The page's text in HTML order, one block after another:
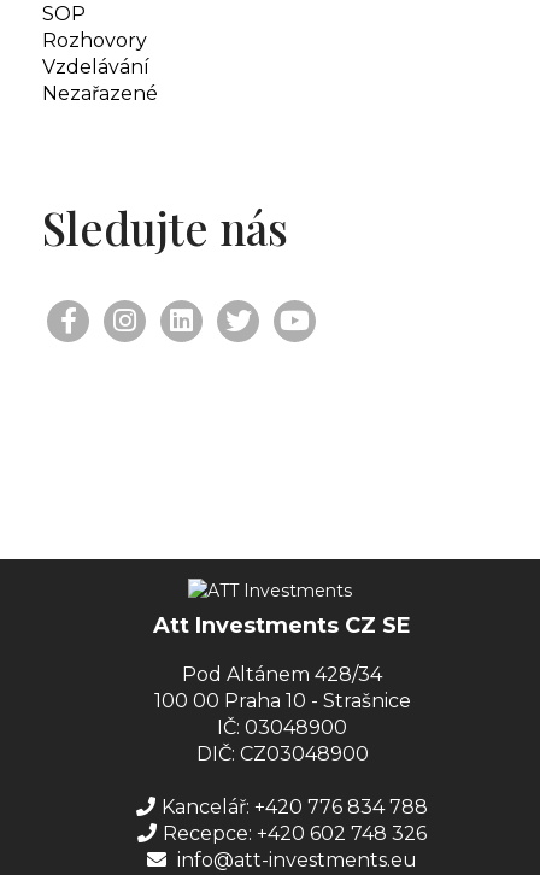
SOP
Rozhovory
Vzdelávání
Nezařazené
Sledujte nás
Att Investments CZ SE
Pod Altánem 428/34
100 00 Praha 10 - Strašnice
IČ: 03048900
DIČ: CZ03048900
Kancelář: +420 776 834 788
Recepce: +420 602 748 326
info@att-investments.eu